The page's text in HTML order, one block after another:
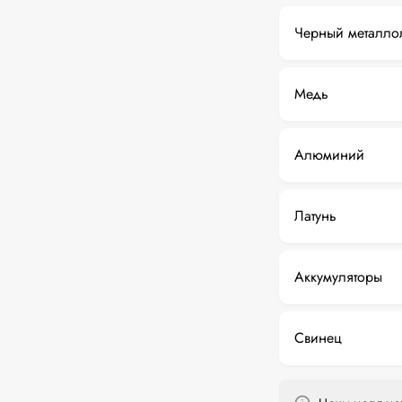
Черный
Медь
Алюминий
Латунь
Аккумуляторы
Свинец